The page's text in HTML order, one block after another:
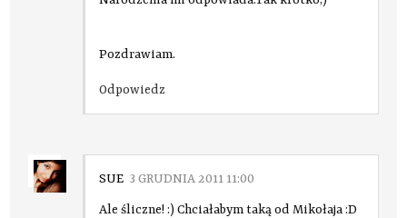
Pozdrawiam.
Odpowiedz
SUE 3 GRUDNIA 2011 11:00
Ale śliczne! :) Chciałabym taką od Mikołaja :D